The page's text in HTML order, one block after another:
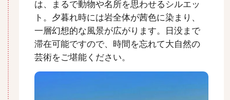
は、まるで動物や名所を思わせるシルエッ
ト。夕暮れ時には岩全体が茜色に染まり、
一層幻想的な風景が広がります。日没まで
滞在可能ですので、時間を忘れて大自然の
芸術をご堪能ください。